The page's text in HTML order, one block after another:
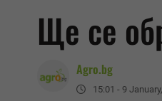
Ще се
Agro.bg
15:01 - 9